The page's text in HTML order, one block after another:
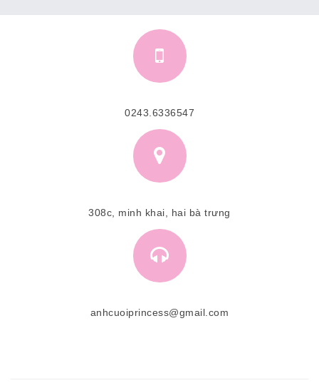
0243.6336547
308c, minh khai, hai bà trưng
anhcuoiprincess@gmail.com